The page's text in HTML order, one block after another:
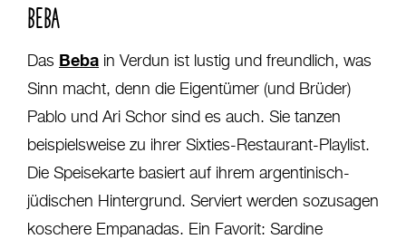
BEBA
Das Beba in Verdun ist lustig und freundlich, was
Sinn macht, denn die Eigentümer (und Brüder)
Pablo und Ari Schor sind es auch. Sie tanzen
beispielsweise zu ihrer Sixties-Restaurant-Playlist.
Die Speisekarte basiert auf ihrem argentinisch-
jüdischen Hintergrund. Serviert werden sozusagen
koschere Empanadas. Ein Favorit: Sardine